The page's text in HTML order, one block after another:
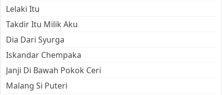
Lelaki Itu
Takdir Itu Milik Aku
Dia Dari Syurga
Iskandar Chempaka
Janji Di Bawah Pokok Ceri
Malang Si Puteri